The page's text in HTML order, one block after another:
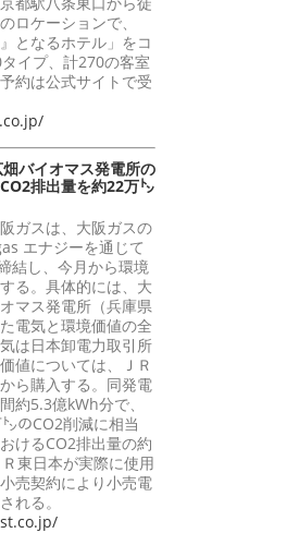
ロケーションで、
となるホテル」をコ
イプ、計270の客室
約は公式サイトで受
バイオマス発電所の
排出量を約22万㌧
ガスは、大阪ガスの
エナジーを通じて
結し、今月から環境
る。具体的には、大
マス発電所（兵庫県
電気と環境価値の全
は日本卸電力取引所
値については、ＪＲ
ら購入する。同発電
約5.3億kWh分で、
のCO2削減に相当
けるCO2排出量の約
東日本が実際に使用
売契約により小売電
れる。